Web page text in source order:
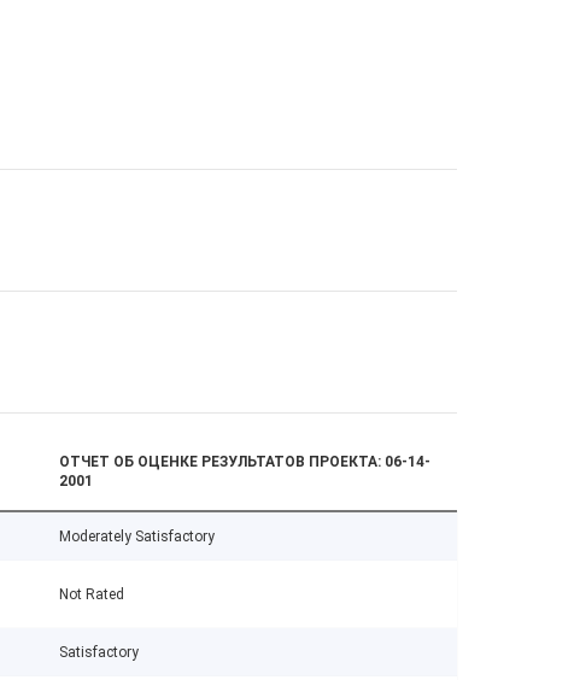
ОТЧЕТ ОБ ОЦЕНКЕ РЕЗУЛЬТАТОВ ПРОЕКТА: 06-14-
2001
Moderately Satisfactory
Not Rated
Satisfactory